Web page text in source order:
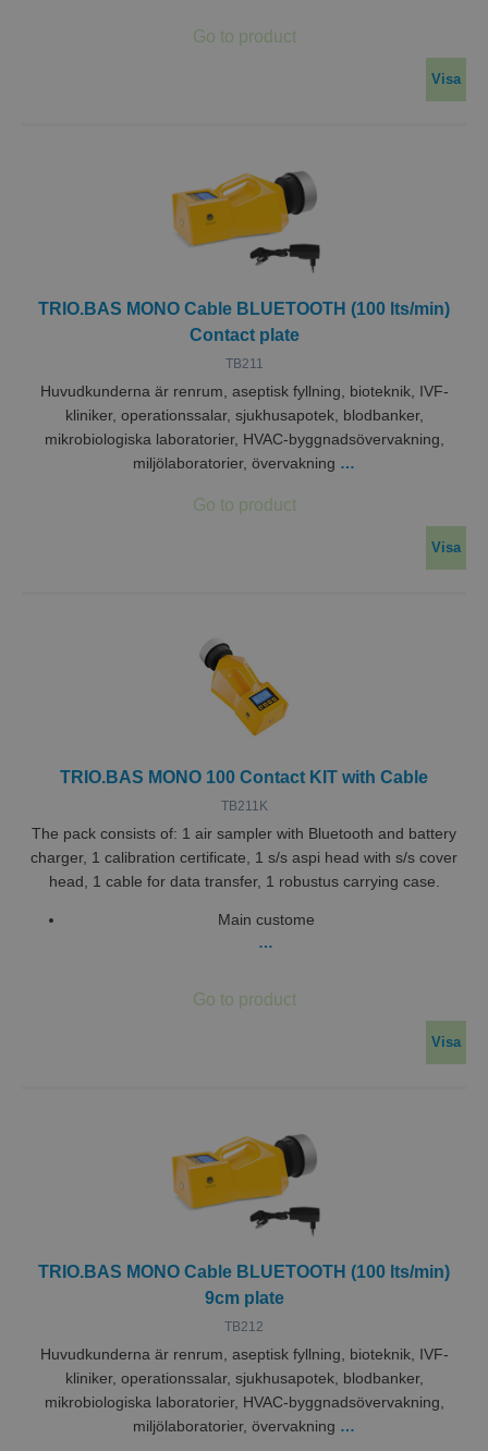
Visa
TRIO.BAS MONO Cable BLUETOOTH (100 lts/min)
Contact plate
TB211
Huvudkunderna är renrum, aseptisk fyllning, bioteknik, IVF-
kliniker, operationssalar, sjukhusapotek, blodbanker,
mikrobiologiska laboratorier, HVAC-byggnadsövervakning,
miljölaboratorier, övervakning …
Visa
TRIO.BAS MONO 100 Contact KIT with Cable
TB211K
The pack consists of: 1 air sampler with Bluetooth and battery
charger, 1 calibration certificate, 1 s/s aspi head with s/s cover
head, 1 cable for data transfer, 1 robustus carrying case.
Main custome
…
Visa
TRIO.BAS MONO Cable BLUETOOTH (100 lts/min)
9cm plate
TB212
Huvudkunderna är renrum, aseptisk fyllning, bioteknik, IVF-
kliniker, operationssalar, sjukhusapotek, blodbanker,
mikrobiologiska laboratorier, HVAC-byggnadsövervakning,
miljölaboratorier, övervakning …